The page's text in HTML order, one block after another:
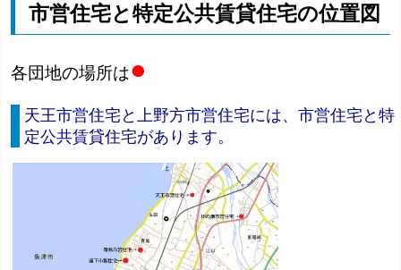
市営住宅と特定公共賃貸住宅の位置図
各団地の場所は●
天王市営住宅と上野方市営住宅には、市営住宅と特
定公共賃貸住宅があります。